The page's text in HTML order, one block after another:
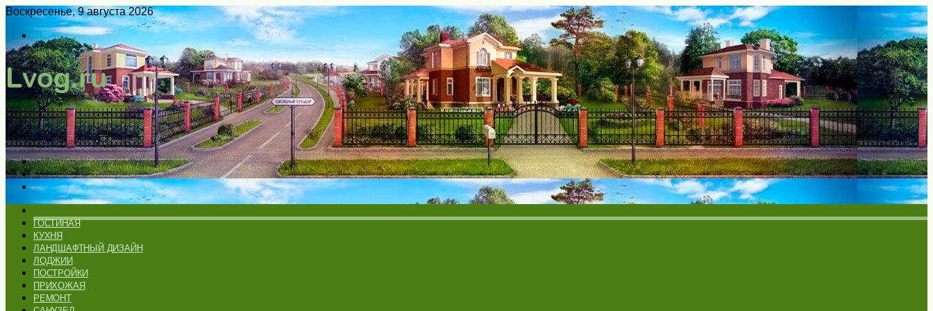
Воскресенье, 9 августа 2026
Войти
Switch
skin
Меню
Искать
Switch
skin
ГОСТИНАЯ
КУХНЯ
ЛАНДШАФТНЫЙ ДИЗАЙН
ЛОДЖИИ
ПОСТРОЙКИ
ПРИХОЖАЯ
РЕМОНТ